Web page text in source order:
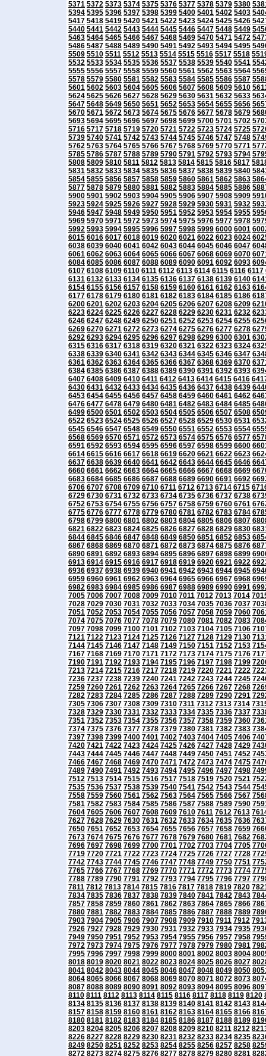
5371 5372 5373 5374 5375 5376 5377 5378 5379 5380
5394 5395 5396 5397 5398 5399 5400 5401 5402 5403
5417 5418 5419 5420 5421 5422 5423 5424 5425 5426
5440 5441 5442 5443 5444 5445 5446 5447 5448 5449
5463 5464 5465 5466 5467 5468 5469 5470 5471 5472
5486 5487 5488 5489 5490 5491 5492 5493 5494 5495
5509 5510 5511 5512 5513 5514 5515 5516 5517 5518
5532 5533 5534 5535 5536 5537 5538 5539 5540 5541
5555 5556 5557 5558 5559 5560 5561 5562 5563 5564
5578 5579 5580 5581 5582 5583 5584 5585 5586 5587
5601 5602 5603 5604 5605 5606 5607 5608 5609 5610
5624 5625 5626 5627 5628 5629 5630 5631 5632 5633
5647 5648 5649 5650 5651 5652 5653 5654 5655 5656
5670 5671 5672 5673 5674 5675 5676 5677 5678 5679
5693 5694 5695 5696 5697 5698 5699 5700 5701 5702
5716 5717 5718 5719 5720 5721 5722 5723 5724 5725
5739 5740 5741 5742 5743 5744 5745 5746 5747 5748
5762 5763 5764 5765 5766 5767 5768 5769 5770 5771
5785 5786 5787 5788 5789 5790 5791 5792 5793 5794
5808 5809 5810 5811 5812 5813 5814 5815 5816 5817
5831 5832 5833 5834 5835 5836 5837 5838 5839 5840
5854 5855 5856 5857 5858 5859 5860 5861 5862 5863
5877 5878 5879 5880 5881 5882 5883 5884 5885 5886
5900 5901 5902 5903 5904 5905 5906 5907 5908 5909
5923 5924 5925 5926 5927 5928 5929 5930 5931 5932
5946 5947 5948 5949 5950 5951 5952 5953 5954 5955
5969 5970 5971 5972 5973 5974 5975 5976 5977 5978
5992 5993 5994 5995 5996 5997 5998 5999 6000 6001
6015 6016 6017 6018 6019 6020 6021 6022 6023 6024
6038 6039 6040 6041 6042 6043 6044 6045 6046 6047
6061 6062 6063 6064 6065 6066 6067 6068 6069 6070
6084 6085 6086 6087 6088 6089 6090 6091 6092 6093
6107 6108 6109 6110 6111 6112 6113 6114 6115 6116 6117
6131 6132 6133 6134 6135 6136 6137 6138 6139 6140
6154 6155 6156 6157 6158 6159 6160 6161 6162 6163
6177 6178 6179 6180 6181 6182 6183 6184 6185 6186
6200 6201 6202 6203 6204 6205 6206 6207 6208 6209
6223 6224 6225 6226 6227 6228 6229 6230 6231 6232
6246 6247 6248 6249 6250 6251 6252 6253 6254 6255
6269 6270 6271 6272 6273 6274 6275 6276 6277 6278
6292 6293 6294 6295 6296 6297 6298 6299 6300 6301
6315 6316 6317 6318 6319 6320 6321 6322 6323 6324
6338 6339 6340 6341 6342 6343 6344 6345 6346 6347
6361 6362 6363 6364 6365 6366 6367 6368 6369 6370
6384 6385 6386 6387 6388 6389 6390 6391 6392 6393
6407 6408 6409 6410 6411 6412 6413 6414 6415 6416
6430 6431 6432 6433 6434 6435 6436 6437 6438 6439
6453 6454 6455 6456 6457 6458 6459 6460 6461 6462
6476 6477 6478 6479 6480 6481 6482 6483 6484 6485
6499 6500 6501 6502 6503 6504 6505 6506 6507 6508
6522 6523 6524 6525 6526 6527 6528 6529 6530 6531
6545 6546 6547 6548 6549 6550 6551 6552 6553 6554
6568 6569 6570 6571 6572 6573 6574 6575 6576 6577
6591 6592 6593 6594 6595 6596 6597 6598 6599 6600
6614 6615 6616 6617 6618 6619 6620 6621 6622 6623
6637 6638 6639 6640 6641 6642 6643 6644 6645 6646
6660 6661 6662 6663 6664 6665 6666 6667 6668 6669
6683 6684 6685 6686 6687 6688 6689 6690 6691 6692
6706 6707 6708 6709 6710 6711 6712 6713 6714 6715
6729 6730 6731 6732 6733 6734 6735 6736 6737 6738
6752 6753 6754 6755 6756 6757 6758 6759 6760 6761
6775 6776 6777 6778 6779 6780 6781 6782 6783 6784
6798 6799 6800 6801 6802 6803 6804 6805 6806 6807
6821 6822 6823 6824 6825 6826 6827 6828 6829 6830
6844 6845 6846 6847 6848 6849 6850 6851 6852 6853
6867 6868 6869 6870 6871 6872 6873 6874 6875 6876
6890 6891 6892 6893 6894 6895 6896 6897 6898 6899
6913 6914 6915 6916 6917 6918 6919 6920 6921 6922
6936 6937 6938 6939 6940 6941 6942 6943 6944 6945
6959 6960 6961 6962 6963 6964 6965 6966 6967 6968
6982 6983 6984 6985 6986 6987 6988 6989 6990 6991
7005 7006 7007 7008 7009 7010 7011 7012 7013 7014
7028 7029 7030 7031 7032 7033 7034 7035 7036 7037
7051 7052 7053 7054 7055 7056 7057 7058 7059 7060
7074 7075 7076 7077 7078 7079 7080 7081 7082 7083
7097 7098 7099 7100 7101 7102 7103 7104 7105 7106
7121 7122 7123 7124 7125 7126 7127 7128 7129 7130
7144 7145 7146 7147 7148 7149 7150 7151 7152 7153
7167 7168 7169 7170 7171 7172 7173 7174 7175 7176
7190 7191 7192 7193 7194 7195 7196 7197 7198 7199
7213 7214 7215 7216 7217 7218 7219 7220 7221 7222
7236 7237 7238 7239 7240 7241 7242 7243 7244 7245
7259 7260 7261 7262 7263 7264 7265 7266 7267 7268
7282 7283 7284 7285 7286 7287 7288 7289 7290 7291
7305 7306 7307 7308 7309 7310 7311 7312 7313 7314
7328 7329 7330 7331 7332 7333 7334 7335 7336 7337
7351 7352 7353 7354 7355 7356 7357 7358 7359 7360
7374 7375 7376 7377 7378 7379 7380 7381 7382 7383
7397 7398 7399 7400 7401 7402 7403 7404 7405 7406
7420 7421 7422 7423 7424 7425 7426 7427 7428 7429
7443 7444 7445 7446 7447 7448 7449 7450 7451 7452
7466 7467 7468 7469 7470 7471 7472 7473 7474 7475
7489 7490 7491 7492 7493 7494 7495 7496 7497 7498
7512 7513 7514 7515 7516 7517 7518 7519 7520 7521
7535 7536 7537 7538 7539 7540 7541 7542 7543 7544
7558 7559 7560 7561 7562 7563 7564 7565 7566 7567
7581 7582 7583 7584 7585 7586 7587 7588 7589 7590
7604 7605 7606 7607 7608 7609 7610 7611 7612 7613
7627 7628 7629 7630 7631 7632 7633 7634 7635 7636
7650 7651 7652 7653 7654 7655 7656 7657 7658 7659
7673 7674 7675 7676 7677 7678 7679 7680 7681 7682
7696 7697 7698 7699 7700 7701 7702 7703 7704 7705
7719 7720 7721 7722 7723 7724 7725 7726 7727 7728
7742 7743 7744 7745 7746 7747 7748 7749 7750 7751
7765 7766 7767 7768 7769 7770 7771 7772 7773 7774
7788 7789 7790 7791 7792 7793 7794 7795 7796 7797
7811 7812 7813 7814 7815 7816 7817 7818 7819 7820
7834 7835 7836 7837 7838 7839 7840 7841 7842 7843
7857 7858 7859 7860 7861 7862 7863 7864 7865 7866
7880 7881 7882 7883 7884 7885 7886 7887 7888 7889
7903 7904 7905 7906 7907 7908 7909 7910 7911 7912
7926 7927 7928 7929 7930 7931 7932 7933 7934 7935
7949 7950 7951 7952 7953 7954 7955 7956 7957 7958
7972 7973 7974 7975 7976 7977 7978 7979 7980 7981
7995 7996 7997 7998 7999 8000 8001 8002 8003 8004
8018 8019 8020 8021 8022 8023 8024 8025 8026 8027
8041 8042 8043 8044 8045 8046 8047 8048 8049 8050
8064 8065 8066 8067 8068 8069 8070 8071 8072 8073
8087 8088 8089 8090 8091 8092 8093 8094 8095 8096
8110 8111 8112 8113 8114 8115 8116 8117 8118 8119 8120
8134 8135 8136 8137 8138 8139 8140 8141 8142 8143
8157 8158 8159 8160 8161 8162 8163 8164 8165 8166
8180 8181 8182 8183 8184 8185 8186 8187 8188 8189
8203 8204 8205 8206 8207 8208 8209 8210 8211 8212
8226 8227 8228 8229 8230 8231 8232 8233 8234 8235
8249 8250 8251 8252 8253 8254 8255 8256 8257 8258
8272 8273 8274 8275 8276 8277 8278 8279 8280 8281